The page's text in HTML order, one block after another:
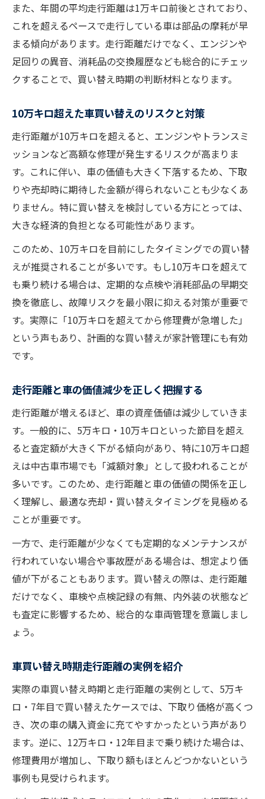
また、年間の平均走行距離は1万キロ前後とされており、
これを超えるペースで走行している車は部品の摩耗が早
まる傾向があります。走行距離だけでなく、エンジンや
足回りの異音、消耗品の交換履歴なども総合的にチェッ
クすることで、買い替え時期の判断材料となります。
10万キロ超えた車買い替えのリスクと対策
走行距離が10万キロを超えると、エンジンやトランスミ
ッションなど高額な修理が発生するリスクが高まりま
す。これに伴い、車の価値も大きく下落するため、下取
りや売却時に期待した金額が得られないことも少なくあ
りません。特に買い替えを検討している方にとっては、
大きな経済的負担となる可能性があります。
このため、10万キロを目前にしたタイミングでの買い替
えが推奨されることが多いです。もし10万キロを超えて
も乗り続ける場合は、定期的な点検や消耗部品の早期交
換を徹底し、故障リスクを最小限に抑える対策が重要で
す。実際に「10万キロを超えてから修理費が急増した」
という声もあり、計画的な買い替えが家計管理にも有効
です。
走行距離と車の価値減少を正しく把握する
走行距離が増えるほど、車の資産価値は減少していきま
す。一般的に、5万キロ・10万キロといった節目を超え
ると査定額が大きく下がる傾向があり、特に10万キロ超
えは中古車市場でも「減額対象」として扱われることが
多いです。このため、走行距離と車の価値の関係を正し
く理解し、最適な売却・買い替えタイミングを見極める
ことが重要です。
一方で、走行距離が少なくても定期的なメンテナンスが
行われていない場合や事故歴がある場合は、想定より価
値が下がることもあります。買い替えの際は、走行距離
だけでなく、車検や点検記録の有無、内外装の状態など
も査定に影響するため、総合的な車両管理を意識しまし
ょう。
車買い替え時期走行距離の実例を紹介
実際の車買い替え時期と走行距離の実例として、5万キ
ロ・7年目で買い替えたケースでは、下取り価格が高くつ
き、次の車の購入資金に充てやすかったという声があり
ます。逆に、12万キロ・12年目まで乗り続けた場合は、
修理費用が増加し、下取り額もほとんどつかないという
事例も見受けられます。